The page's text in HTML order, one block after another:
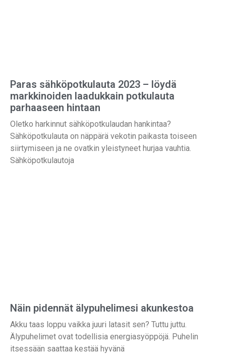
Paras sähköpotkulauta 2023 – löydä
markkinoiden laadukkain potkulauta
parhaaseen hintaan
Oletko harkinnut sähköpotkulaudan hankintaa?
Sähköpotkulauta on näppärä vekotin paikasta toiseen
siirtymiseen ja ne ovatkin yleistyneet hurjaa vauhtia.
Sähköpotkulautoja
Näin pidennät älypuhelimesi akunkestoa
Akku taas loppu vaikka juuri latasit sen? Tuttu juttu.
Älypuhelimet ovat todellisia energiasyöppöjä. Puhelin
itsessään saattaa kestää hyvänä